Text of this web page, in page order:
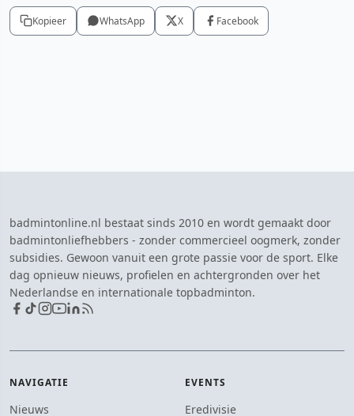
Kopieer WhatsApp X Facebook
badmintonline.nl bestaat sinds 2010 en wordt gemaakt door
badmintonliefhebbers - zonder commercieel oogmerk, zonder
subsidies. Gewoon vanuit een grote passie voor de sport. Elke
dag opnieuw nieuws, profielen en achtergronden over het
Nederlandse en internationale topbadminton.
NAVIGATIE
Nieuws
EVENTS
Eredivisie